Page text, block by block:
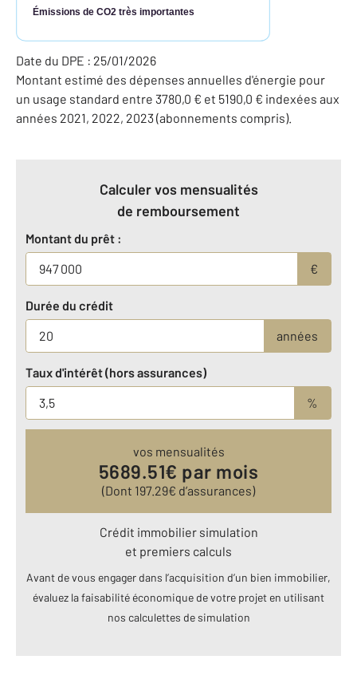
Émissions de CO2 très importantes
Date du DPE : 25/01/2026
Montant estimé des dépenses annuelles d'énergie pour
un usage standard entre 3780,0 € et 5190,0 € indexées aux
années 2021, 2022, 2023 (abonnements compris).
Calculer vos mensualités
de remboursement
Montant du prêt :
€
Durée du crédit
années
Taux d'intérêt (hors assurances)
%
vos mensualités
5689.51€ par mois
(Dont 197.29€ d’assurances)
Crédit immobilier simulation
et premiers calculs
Avant de vous engager dans l’acquisition d’un bien immobilier,
évaluez la faisabilité économique de votre projet en utilisant
nos calculettes de simulation